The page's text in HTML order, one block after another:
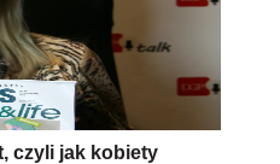
czyli jak kobiety